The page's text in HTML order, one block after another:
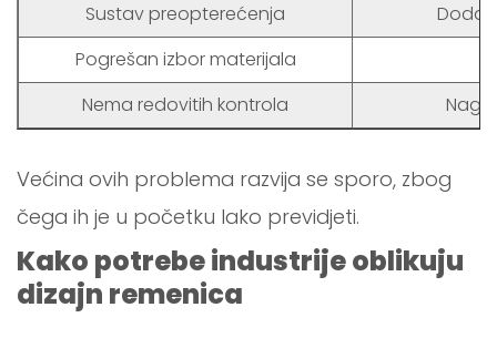
Sustav preopterećenja
Pogrešan izbor materijala
Nema redovitih kontrola
Većina ovih problema razvija se sporo, zbog
čega ih je u početku lako previdjeti.
Kako potrebe industrije oblikuju
dizajn remenica